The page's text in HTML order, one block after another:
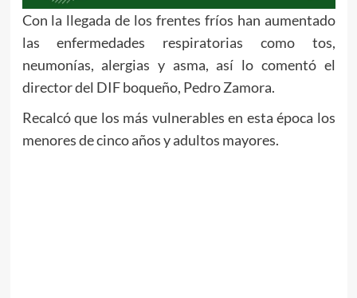
Con la llegada de los frentes fríos han aumentado
las enfermedades respiratorias como tos,
neumonías, alergias y asma, así lo comentó el
director del DIF boqueño, Pedro Zamora.
Recalcó que los más vulnerables en esta época los
menores de cinco años y adultos mayores.